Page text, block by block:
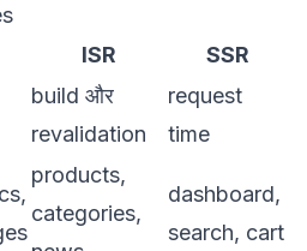
ISR
SSR
build और
revalidation
request
time
products,
categories,
dashboard,
search, cart